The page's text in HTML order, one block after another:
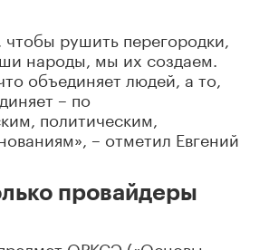
рушить перегородки,
народы, мы их создаем
объединяет людей, а то,
– по
политическим,
– отметил Евгений
провайдеры